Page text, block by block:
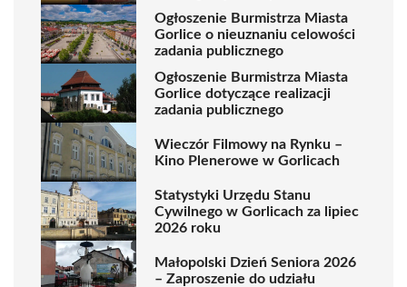
Ogłoszenie Burmistrza Miasta
Gorlice o nieuznaniu celowości
zadania publicznego
Ogłoszenie Burmistrza Miasta
Gorlice dotyczące realizacji
zadania publicznego
Wieczór Filmowy na Rynku –
Kino Plenerowe w Gorlicach
Statystyki Urzędu Stanu
Cywilnego w Gorlicach za lipiec
2026 roku
Małopolski Dzień Seniora 2026
– Zaproszenie do udziału